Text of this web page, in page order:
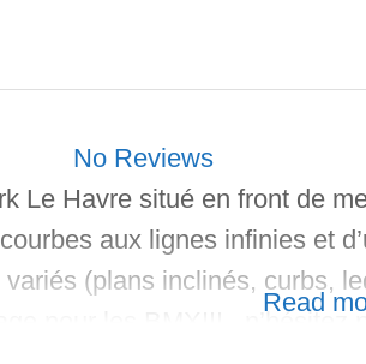
No Reviews
Le Havre situé en front de
aux lignes infinies et
variés (plans inclinés, curbs,
pour les BMX!!! n’hésitez
Read